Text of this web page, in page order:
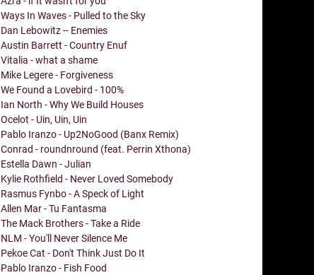
Ways In Waves - Pulled to the Sky
Dan Lebowitz -- Enemies
Austin Barrett - Country Enuf
Vitalia - what a shame
Mike Legere - Forgiveness
We Found a Lovebird - 100%
Ian North - Why We Build Houses
Ocelot - Uin, Uin, Uin
Pablo Iranzo - Up2NoGood (Banx Remix)
Conrad - roundnround (feat. Perrin Xthona)
Estella Dawn - Julian
Kylie Rothfield - Never Loved Somebody
Rasmus Fynbo - A Speck of Light
Allen Mar - Tu Fantasma
The Mack Brothers - Take a Ride
NLM - You'll Never Silence Me
Pekoe Cat - Don't Think Just Do It
Pablo Iranzo - Fish Food